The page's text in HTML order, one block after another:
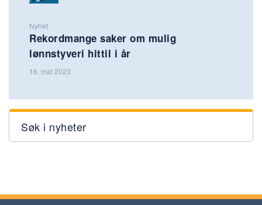
Nyhet
Rekordmange saker om mulig
lønnstyveri hittil i år
16. mai 2023
Søk i nyheter